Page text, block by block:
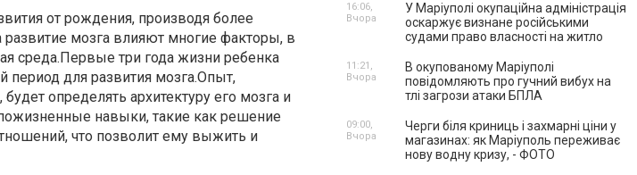
от рождения, производя более
мозга влияют многие факторы, в
среда.Первые три года жизни ребенка
период для развития мозга.Опыт,
определять архитектуру его мозга и
навыки, такие как решение
что позволит ему выжить и
У Маріуполі окупаційна адміністрація
оскаржує визнане російськими
судами право власності на житло
16:06,
Вчора
В окупованому Маріуполі
повідомляють про гучний вибух на
тлі загрози атаки БПЛА
11:21,
Вчора
Черги біля криниць і захмарні ціни у
магазинах: як Маріуполь переживає
нову водну кризу, - ФОТО
09:00,
Вчора